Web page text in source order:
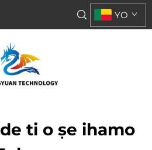
YO
ti o ṣe ihamo